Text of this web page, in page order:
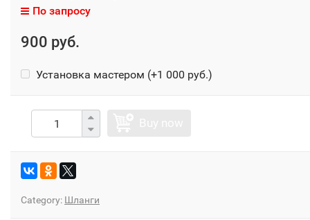
По запросу
900 руб.
Установка мастером (+1 000 руб.)
Category: Шланги